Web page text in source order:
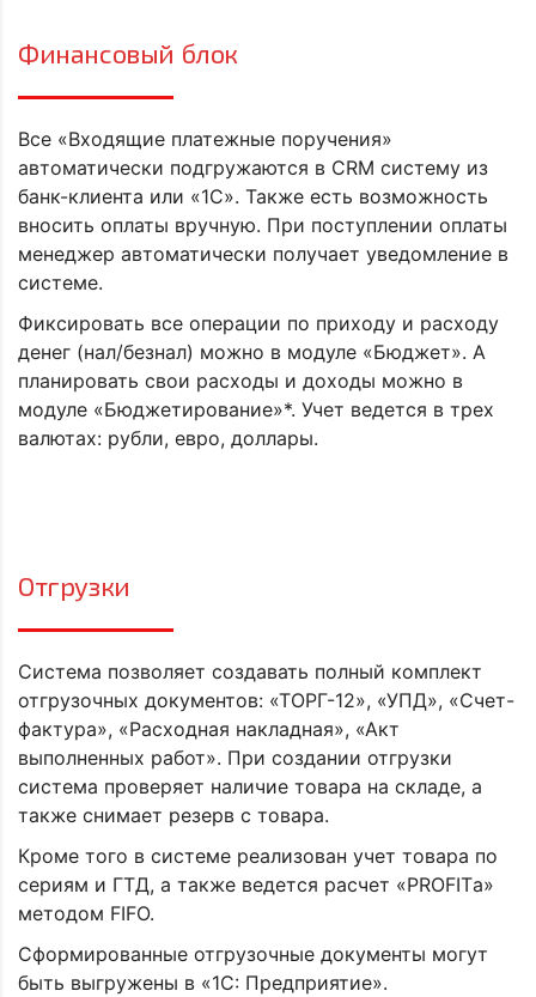
Финансовый блок
Все «Входящие платежные поручения»
автоматически подгружаются в CRM систему из
банк-клиента или «1С». Также есть возможность
вносить оплаты вручную. При поступлении оплаты
менеджер автоматически получает уведомление в
системе.
Фиксировать все операции по приходу и расходу
денег (нал/безнал) можно в модуле «Бюджет». А
планировать свои расходы и доходы можно в
модуле «Бюджетирование»*. Учет ведется в трех
валютах: рубли, евро, доллары.
Отгрузки
Система позволяет создавать полный комплект
отгрузочных документов: «ТОРГ-12», «УПД», «Счет-
фактура», «Расходная накладная», «Акт
выполненных работ». При создании отгрузки
система проверяет наличие товара на складе, а
также снимает резерв с товара.
Кроме того в системе реализован учет товара по
сериям и ГТД, а также ведется расчет «PROFITа»
методом FIFO.
Сформированные отгрузочные документы могут
быть выгружены в «1С: Предприятие».